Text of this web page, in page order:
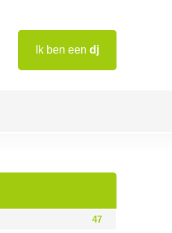
Ik ben een dj
47